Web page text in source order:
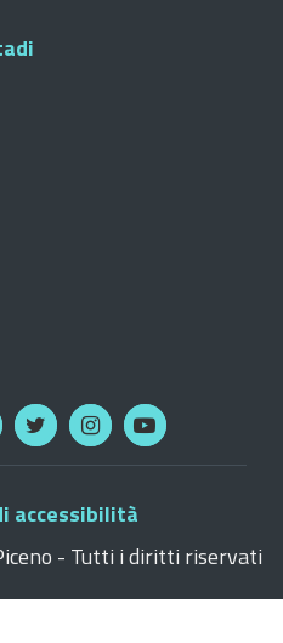
accessibilità
- Tutti i diritti riservati